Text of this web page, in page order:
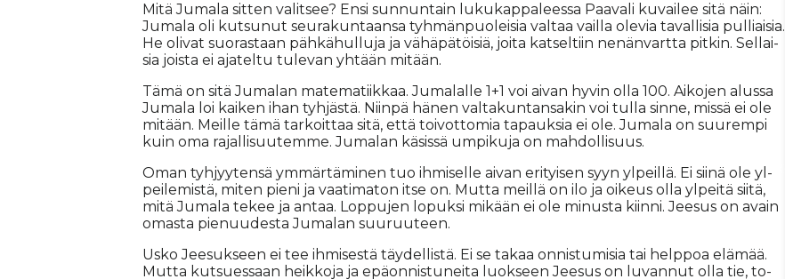
Mitä Ju­ma­la sit­ten va­lit­see? En­si sun­nun­tain lu­ku­kap­pa­lees­sa Paa­va­li ku­vai­lee sitä näin:
Ju­ma­la oli kut­su­nut seu­ra­kun­taan­sa tyh­män­puo­lei­sia val­taa vail­la ole­via ta­val­li­sia pul­li­ai­sia.
He oli­vat suo­ras­taan päh­kä­hul­lu­ja ja vä­hä­pä­töi­siä, joi­ta kat­sel­tiin ne­nän­vart­ta pit­kin. Sel­lai­
sia jois­ta ei aja­tel­tu tu­le­van yh­tään mi­tään.
Tämä on sitä Ju­ma­lan ma­te­ma­tiik­kaa. Ju­ma­lal­le 1+1 voi ai­van hy­vin ol­la 100. Ai­ko­jen alus­sa
Ju­ma­la loi kai­ken ihan tyh­jäs­tä. Niin­pä hä­nen val­ta­kun­tan­sa­kin voi tul­la sin­ne, mis­sä ei ole
mi­tään. Meil­le tämä tar­koit­taa sitä, et­tä toi­vot­to­mia ta­pauk­sia ei ole. Ju­ma­la on suu­rem­pi
kuin oma ra­jal­li­suu­tem­me. Ju­ma­lan kä­sis­sä um­pi­ku­ja on mah­dol­li­suus.
Oman tyh­jyy­ten­sä ym­mär­tä­mi­nen tuo ih­mi­sel­le ai­van eri­tyi­sen syyn yl­peil­lä. Ei sii­nä ole yl­
pei­le­mis­tä, mi­ten pie­ni ja vaa­ti­ma­ton it­se on. Mut­ta meil­lä on ilo ja oi­keus ol­la yl­pei­tä sii­tä,
mitä Ju­ma­la te­kee ja an­taa. Lop­pu­jen lo­puk­si mi­kään ei ole mi­nus­ta kiin­ni. Jee­sus on avain
omas­ta pie­nuu­des­ta Ju­ma­lan suu­ruu­teen.
Us­ko Jee­suk­seen ei tee ih­mi­ses­tä täy­del­lis­tä. Ei se ta­kaa on­nis­tu­mi­sia tai help­poa elä­mää.
Mut­ta kut­su­es­saan heik­ko­ja ja epä­on­nis­tu­nei­ta luok­seen Jee­sus on lu­van­nut ol­la tie, to­